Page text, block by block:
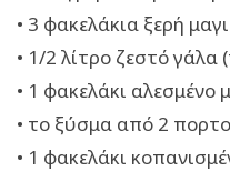
• 3 φακελάκια ξερή
• 1/2 λίτρο ζεστό γάλα
• 1 φακελάκι αλεσμένο
• το ξύσμα από 2
• 1 φακελάκι